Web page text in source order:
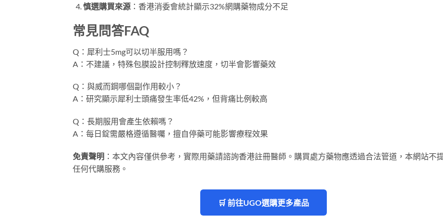
慎選購買來源​：香港消委會統計顯示32%網購藥物成分不足
常見問答FAQ
Q：犀利士5mg可以切半服用嗎？
A：不建議，特殊包膜設計控制釋放速度，切半會影響藥效
Q：與威而鋼哪個副作用較小？
A：研究顯示犀利士頭痛發生率低42%，但背痛比例較高
Q：長期服用會產生依賴嗎？
A：每日錠需嚴格遵循醫囑，擅自停藥可能影響療程效果
免責聲明 ：本文內容僅供參考，實際用藥請諮詢香港註冊醫師。購買處方藥物應透過合法管道，本網站不
任何代購服務。
🛒 前往UGO選購更多產品